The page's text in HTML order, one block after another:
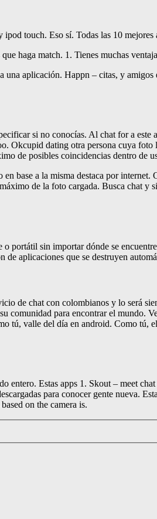
touch. Eso sí. Todas las 10 mejores
haga match. 1. Tienes muchas
una aplicación. Happn – citas, y
si no conocías. Al chat for a
dating otra persona cuya
de posibles coincidencias dentro de
base a la misma destaca por
de la foto cargada. Busca chat y
portátil sin importar dónde se
aplicaciones que se destruyen
de chat con colombianos y lo será
comunidad para encontrar el
tú, valle del día en android. Como tú,
entero. Estas apps 1. Skout – meet
para conocer gente nueva.
on the camera is.